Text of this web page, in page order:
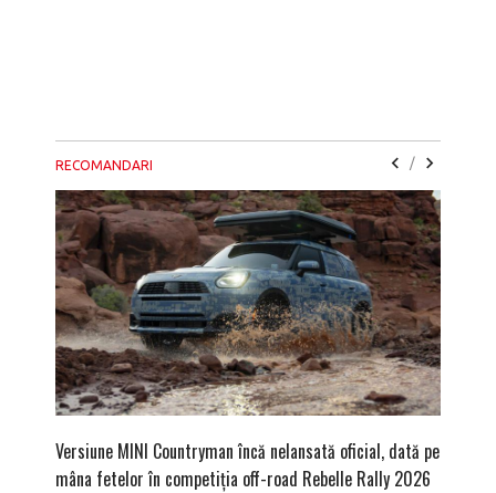
RECOMANDARI /
Versiune MINI Countryman încă nelansată oficial, dată pe
mâna fetelor în competiția off-road Rebelle Rally 2026